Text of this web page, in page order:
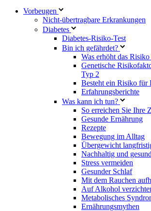
Vorbeugen
Nicht-übertragbare Erkrankungen
Diabetes
Diabetes-Risiko-Test
Bin ich gefährdet?
Was erhöht das
Genetische
Typ 2
Besteht ein Risiko für
Erfahrungsberichte
Was kann ich tun?
So erreichen Sie Ihre
Gesunde Ernährung
Rezepte
Bewegung im Alltag
Übergewicht
Nachhaltig und
Stress vermeiden
Gesunder Schlaf
Mit dem Rauchen
Auf Alkohol
Metabolisches
Ernährungsmythen